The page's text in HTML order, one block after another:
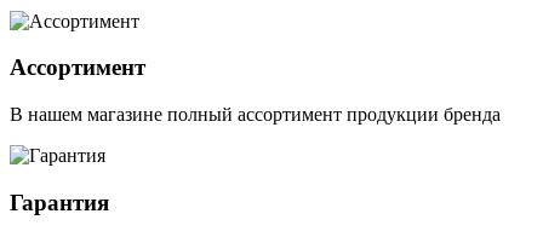
Ассортимент
В нашем магазине полный ассортимент продукции бренда
Гарантия